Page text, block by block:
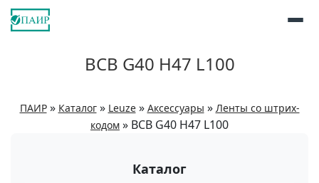
BCB G40 H47 L100
ПАИР» Каталог» Leuze» Аксессуары » Ленты со штрих-
кодом » BCB G40 H47 L100
Каталог